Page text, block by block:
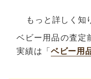
もっと詳しく知
ベビー用品の査定
実績は「 ベビー用